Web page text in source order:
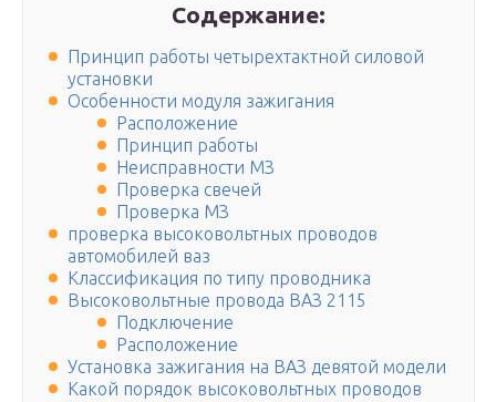
Содержание:
Принцип работы четырехтактной силовой
установки
Особенности модуля зажигания
Расположение
Принцип работы
Неисправности МЗ
Проверка свечей
Проверка МЗ
проверка высоковольтных проводов
автомобилей ваз
Классификация по типу проводника
Высоковольтные провода ВАЗ 2115
Подключение
Расположение
Установка зажигания на ВАЗ девятой модели
Какой порядок высоковольтных проводов